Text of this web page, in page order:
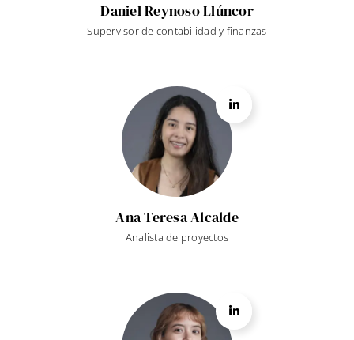
Daniel Reynoso Llúncor
Supervisor de contabilidad y finanzas
Ana Teresa Alcalde
Analista de proyectos